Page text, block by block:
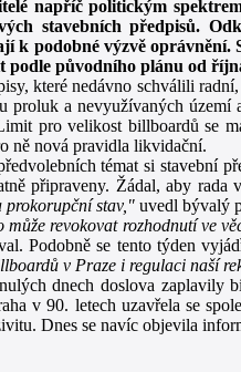
napříč politickým
stavebních předpisů.
k podobné výzvě
podle původního plánu od
které nedávno schválili
proluk a nevyužívaných
pro velikost billboardů se
ně nová pravidla likvidační.
témat si stavební
připraveny. Žádal, aby
prokorupční stav," uvedl bývalý
může revokovat rozhodnutí ve
Podobně se tento týden
v Praze i regulaci naší
dnech doslova zaplavily
v 90. letech uzavřela se
Dnes se navíc objevila